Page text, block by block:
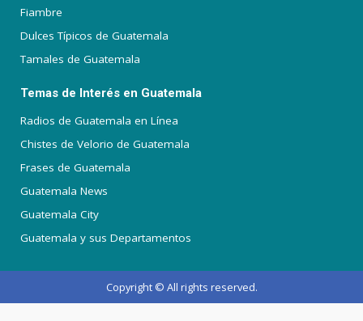
Fiambre
Dulces Típicos de Guatemala
Tamales de Guatemala
Temas de Interés en Guatemala
Radios de Guatemala en Línea
Chistes de Velorio de Guatemala
Frases de Guatemala
Guatemala News
Guatemala City
Guatemala y sus Departamentos
Copyright © All rights reserved.